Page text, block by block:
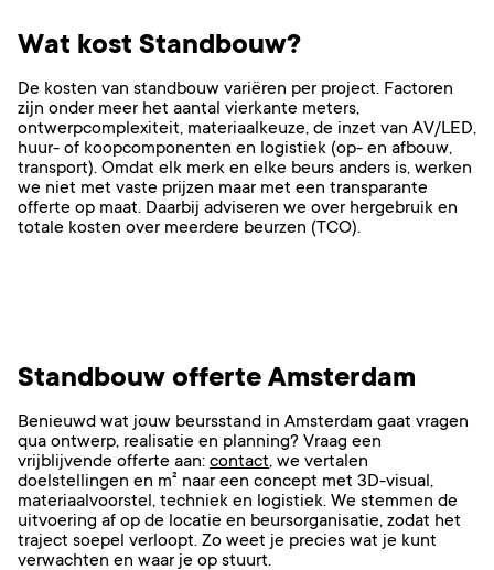
Wat kost Standbouw?
De kosten van standbouw variëren per project. Factoren
zijn onder meer het aantal vierkante meters,
ontwerpcomplexiteit, materiaalkeuze, de inzet van AV/LED,
huur- of koopcomponenten en logistiek (op- en afbouw,
transport). Omdat elk merk en elke beurs anders is, werken
we niet met vaste prijzen maar met een transparante
offerte op maat. Daarbij adviseren we over hergebruik en
totale kosten over meerdere beurzen (TCO).
Standbouw offerte Amsterdam
Benieuwd wat jouw beursstand in Amsterdam gaat vragen
qua ontwerp, realisatie en planning? Vraag een
vrijblijvende offerte aan: contact, we vertalen
doelstellingen en m² naar een concept met 3D-visual,
materiaalvoorstel, techniek en logistiek. We stemmen de
uitvoering af op de locatie en beursorganisatie, zodat het
traject soepel verloopt. Zo weet je precies wat je kunt
verwachten en waar je op stuurt.